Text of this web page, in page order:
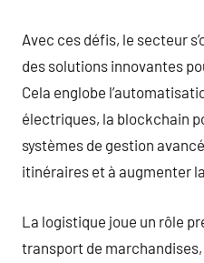
Avec ces défis, le secteur
des solutions innovantes
Cela englobe
électriques, la blockchain
systèmes de gestion
itinéraires et à augmenter
La logistique joue un rôle
transport de